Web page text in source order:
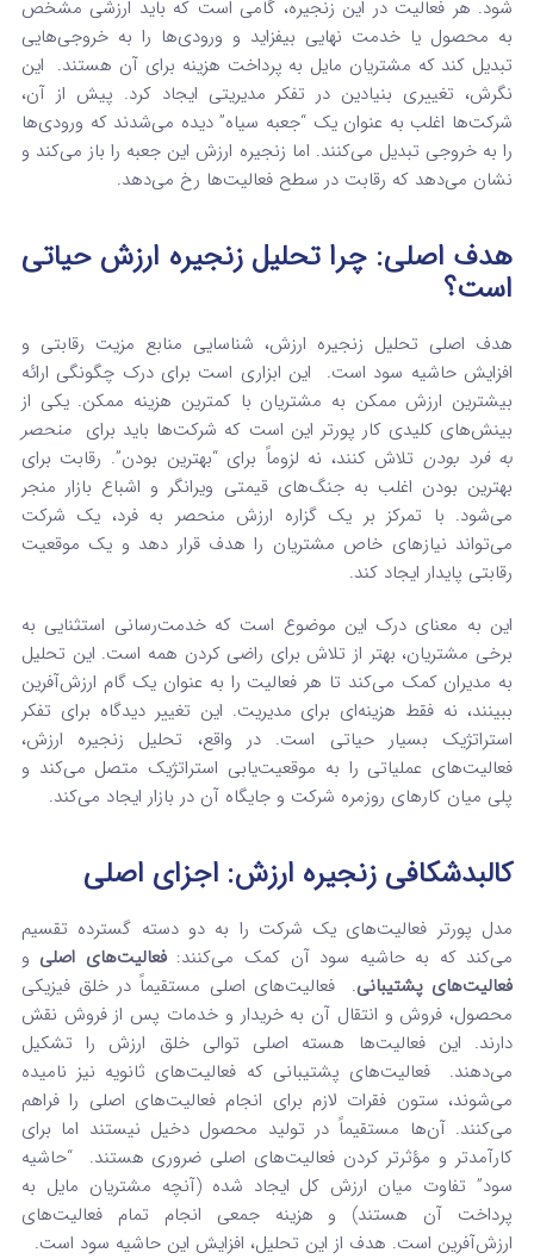
شود. هر فعالیت در این زنجیره، گامی است که باید ارزشی مشخص
به محصول یا خدمت نهایی بیفزاید و ورودی‌ها را به خروجی‌هایی
تبدیل کند که مشتریان مایل به پرداخت هزینه برای آن هستند. این
نگرش، تغییری بنیادین در تفکر مدیریتی ایجاد کرد. پیش از آن،
شرکت‌ها اغلب به عنوان یک “جعبه سیاه” دیده می‌شدند که ورودی‌ها
را به خروجی تبدیل می‌کنند. اما زنجیره ارزش این جعبه را باز می‌کند و
نشان می‌دهد که رقابت در سطح فعالیت‌ها رخ می‌دهد.
هدف اصلی: چرا تحلیل زنجیره ارزش حیاتی
است؟
هدف اصلی تحلیل زنجیره ارزش، شناسایی منابع مزیت رقابتی و
افزایش حاشیه سود است.
این ابزاری است برای درک چگونگی ارائه
بیشترین ارزش ممکن به مشتریان با کمترین هزینه ممکن.یکی از
بینش‌های کلیدی کار پورتر این است که شرکت‌ها باید برایمنحصر
به فرد بودن تلاش کنند، نه لزوماً برای “بهترین بودن”. رقابت برای
بهترین بودن اغلب به جنگ‌های قیمتی ویرانگر و اشباع بازار منجر
می‌شود. با تمرکز بر یک گزاره ارزش منحصر به فرد، یک شرکت
می‌تواند نیازهای خاص مشتریان را هدف قرار دهد و یک موقعیت
رقابتی پایدار ایجاد کند.
این به معنای درک این موضوع است که خدمت‌رسانی استثنایی به
برخی مشتریان، بهتر از تلاش برای راضی کردن همه است. این تحلیل
به مدیران کمک می‌کند تا هر فعالیت را به عنوان یک گام ارزش‌آفرین
ببینند، نه فقط هزینه‌ای برای مدیریت. این تغییر دیدگاه برای تفکر
استراتژیک بسیار حیاتی است. در واقع، تحلیل زنجیره ارزش،
فعالیت‌های عملیاتی را به موقعیت‌یابی استراتژیک متصل می‌کند و
پلی میان کارهای روزمره شرکت و جایگاه آن در بازار ایجاد می‌کند.
کالبدشکافی زنجیره ارزش: اجزای اصلی
مدل پورتر فعالیت‌های یک شرکت را به دو دسته گسترده تقسیم
می‌کند که به حاشیه سود آن کمک می‌کنند:فعالیت‌های اصلی و
فعالیت‌های پشتیبانی.
فعالیت‌های اصلی مستقیماً در خلق فیزیکی
محصول، فروش و انتقال آن به خریدار و خدمات پس از فروش نقش
دارند. این فعالیت‌ها هسته اصلی توالی خلق ارزش را تشکیل
می‌دهند.
فعالیت‌های پشتیبانی که فعالیت‌های ثانویه نیز نامیده
می‌شوند، ستون فقرات لازم برای انجام فعالیت‌های اصلی را فراهم
می‌کنند. آن‌ها مستقیماً در تولید محصول دخیل نیستند اما برای
کارآمدتر و مؤثرتر کردن فعالیت‌های اصلی ضروری هستند.
“حاشیه
سود” تفاوت میان ارزش کل ایجاد شده (آنچه مشتریان مایل به
پرداخت آن هستند) و هزینه جمعی انجام تمام فعالیت‌های
ارزش‌آفرین است. هدف از این تحلیل، افزایش این حاشیه سود است.